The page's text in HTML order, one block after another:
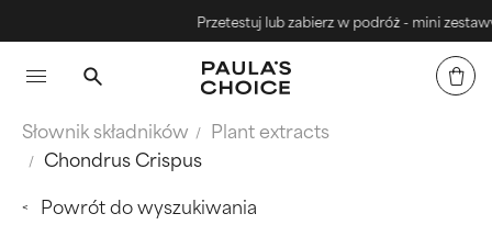
Przetestuj lub zabierz w podróż - mini zestawy
Słownik składników
Plant extracts
Chondrus Crispus
Powrót do wyszukiwania